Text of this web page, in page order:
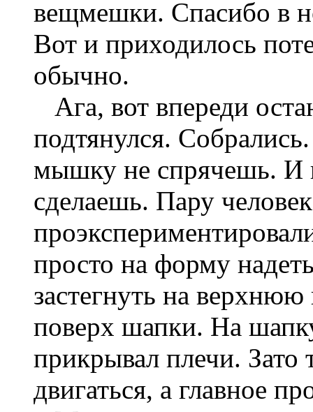
вещмешки. Спасибо в
Вот и приходилось
обычно.
Ага, вот впереди
подтянулся.
мышку не спрячешь. И
сделаешь. Пару
просто на форму
застегнуть на
поверх шапки. На
прикрывал плечи. Зато
двигаться, а главное